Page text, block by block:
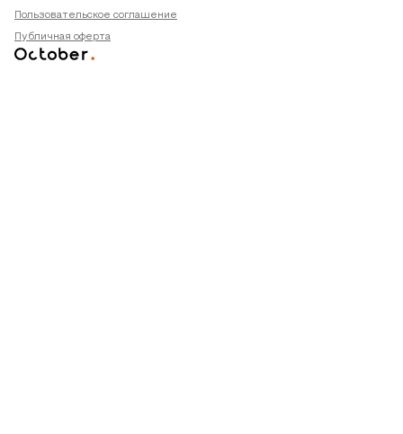
Пользовательское соглашение
Публичная оферта